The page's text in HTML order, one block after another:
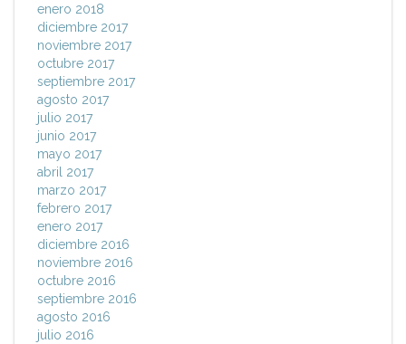
enero 2018
diciembre 2017
noviembre 2017
octubre 2017
septiembre 2017
agosto 2017
julio 2017
junio 2017
mayo 2017
abril 2017
marzo 2017
febrero 2017
enero 2017
diciembre 2016
noviembre 2016
octubre 2016
septiembre 2016
agosto 2016
julio 2016